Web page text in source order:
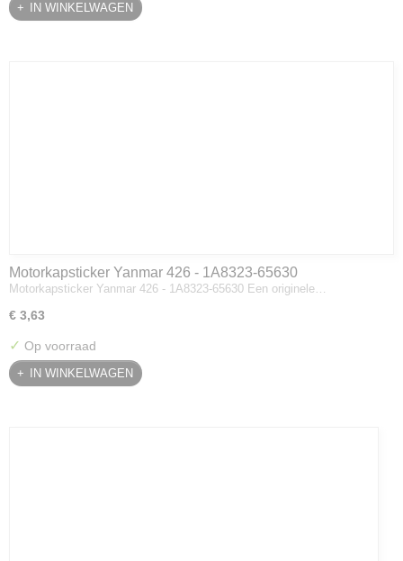
IN WINKELWAGEN
Motorkapsticker Yanmar 426 - 1A8323-65630
Motorkapsticker Yanmar 426 - 1A8323-65630 Een originele…
€ 3,63
✓ Op voorraad
IN WINKELWAGEN